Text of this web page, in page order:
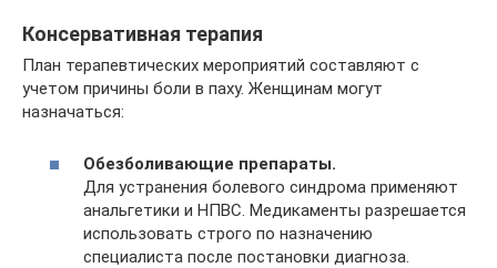
Консервативная терапия
План терапевтических мероприятий составляют с
учетом причины боли в паху. Женщинам могут
назначаться:
Обезболивающие препараты.
Для устранения болевого синдрома применяют
анальгетики и НПВС. Медикаменты разрешается
использовать строго по назначению
специалиста после постановки диагноза.